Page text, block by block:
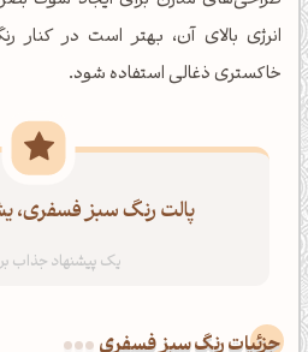
انرژی بالای آن، بهتر است در کنار
خاکستری ذغالی استفاده شود.
پالت رنگ سبز فسفری،